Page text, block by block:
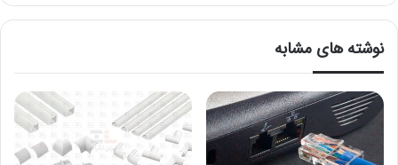
نوشته های مشابه